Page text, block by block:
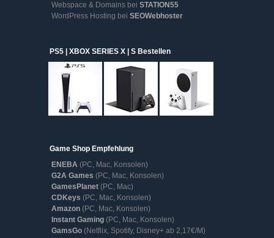
Webspace & Domains bei STATION55
WordPress Hosting bei SEOWebhoster
PS5 | XBOX SERIES X | S Bestellen
Game Shop Empfehlung
ENEBA (PC, Mac, Konsolen)
G2A Games (PC, Mac, Konsolen)
GamesPlanet (PC, Mac)
CDKeys (PC, Mac, Konsolen)
Amazon (PC, Mac, Konsolen)
Instant Gaming (PC, Mac, Konsolen)
GamsGo (Netflix, Spotify, Disney+ ab 2,17€/M)